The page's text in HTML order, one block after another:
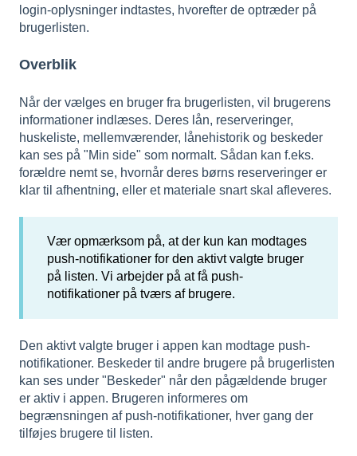
login-oplysninger indtastes, hvorefter de optræder på
brugerlisten.
Overblik
Når der vælges en bruger fra brugerlisten, vil brugerens
informationer indlæses. Deres lån, reserveringer,
huskeliste, mellemværender, lånehistorik og beskeder
kan ses på "Min side" som normalt. Sådan kan f.eks.
forældre nemt se, hvornår deres børns reserveringer er
klar til afhentning, eller et materiale snart skal afleveres.
Vær opmærksom på, at der kun kan modtages
push-notifikationer for den aktivt valgte bruger
på listen. Vi arbejder på at få push-
notifikationer på tværs af brugere.
Den aktivt valgte bruger i appen kan modtage push-
notifikationer. Beskeder til andre brugere på brugerlisten
kan ses under "Beskeder" når den pågældende bruger
er aktiv i appen. Brugeren informeres om
begrænsningen af push-notifikationer, hver gang der
tilføjes brugere til listen.